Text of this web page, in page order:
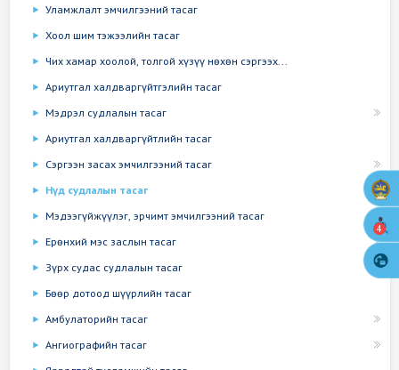
Уламжлалт эмчилгээний тасаг
Хоол шим тэжээлийн тасаг
Чих хамар хоолой, толгой хүзүү нөхөн сэргээх...
Ариутгал халдваргүйтгэлийн тасаг
Мэдрэл судлалын тасаг
Ариутгал халдваргүйтлийн тасаг
Сэргээн засах эмчилгээний тасаг
Нүд судлалын тасаг
Мэдээгүйжүүлэг, эрчимт эмчилгээний тасаг
Ерөнхий мэс заслын тасаг
Зүрх судас судлалын тасаг
Бөөр дотоод шүүрлийн тасаг
Амбулаторийн тасаг
Ангиографийн тасаг
4